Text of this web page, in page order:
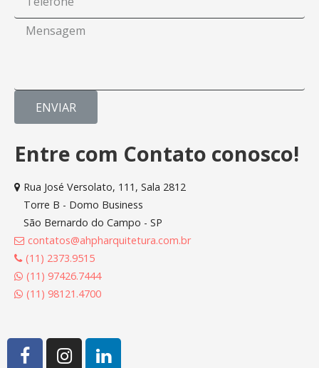
ENVIAR
Entre com Contato conosco!
Rua José Versolato, 111, Sala 2812
Torre B - Domo Business
São Bernardo do Campo - SP
contatos@ahpharquitetura.com.br
(11) 2373.9515
(11) 97426.7444
(11) 98121.4700